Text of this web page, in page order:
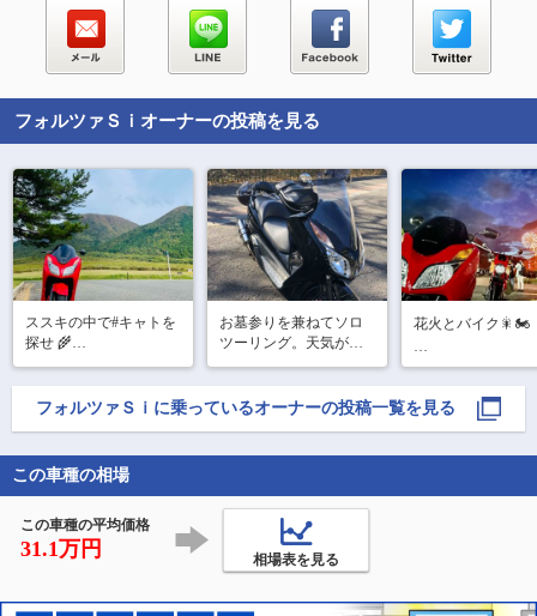
フォルツァＳｉ オーナーの投稿を見る
ススキの中で#キャトを
探せ 🌾
秋の#三瓶山 はふわふわ
#ススキ　がいっぱい🈵
秋の日差しにキラキラ✨
6枚目はキノコ🍄‍🟫ハー
ト模様🩷よく見ると顔
あっ🤭レバー折れて
お墓参りを兼ねてソロ
ツーリング。天気が良
くて気持ち良いです。
花火とバイク🎇🏍
田舎だからできる
💥🏍
久々に花火観まし
年ぶりかな❓
コロナ落ち着かな
としない町と多様
フォルツァＳｉ に乗っているオーナーの投稿一覧を見る
この車種の相場
この車種の平均価格
31.1万円 相場表を見る